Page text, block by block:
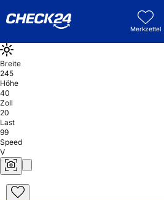
Merkzettel
Breite
245
Höhe
40
Zoll
20
Last
99
Speed
V